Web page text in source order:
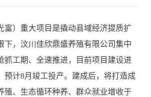
富）重大项目是撬动县域经济提质扩
下，汶川佳欣鼎盛养殖有限公司集中
抓工期、全速推进，目前项目建设进
预计8月竣工投产。建成后，将打造成
殖、生态循环种养、群众就业增收于